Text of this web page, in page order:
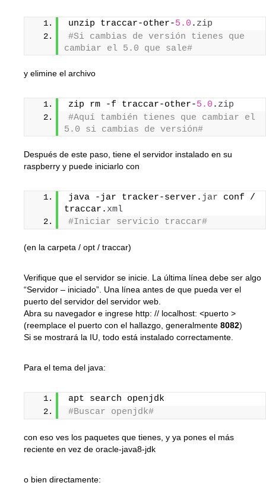
unzip traccar-other-5.0 . zip
#Si cambias de versión tienes que
cambiar el 5.0 que sale#
y elimine el archivo
zip rm -f traccar-other-5.0 . zip
#Aquí también tienes que cambiar el
5.0 si cambias de versión#
Después de este paso, tiene el servidor instalado en su
raspberry y puede iniciarlo con
java -jar tracker-server. jar conf /
traccar. xml
#Iniciar servicio traccar#
(en la carpeta / opt / traccar)
Verifique que el servidor se inicie. La última línea debe ser algo
“Servidor – iniciado”. Una línea antes de que pueda ver el
puerto del servidor del servidor web.
Abra su navegador e ingrese http: // localhost: <puerto >
(reemplace el puerto con el hallazgo, generalmente 8082)
Si se mostrará la IU, todo está instalado correctamente.
Para el tema del java:
apt search openjdk
#Buscar openjdk#
con eso ves los paquetes que tienes, y ya pones el más
reciente en vez de oracle-java8-jdk
o bien directamente: